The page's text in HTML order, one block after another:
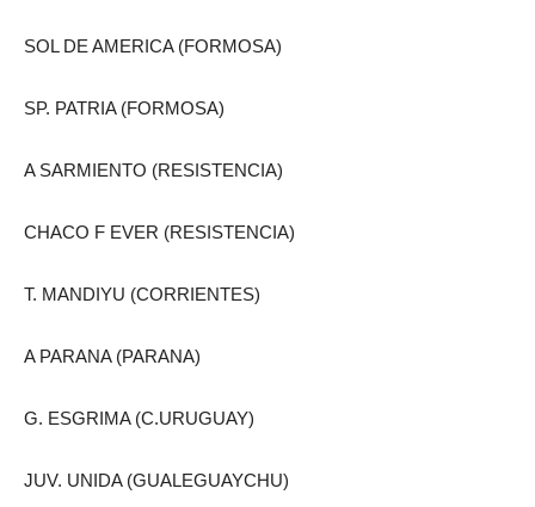
SOL DE AMERICA (FORMOSA)
SP. PATRIA (FORMOSA)
A SARMIENTO (RESISTENCIA)
CHACO F EVER (RESISTENCIA)
T. MANDIYU (CORRIENTES)
A PARANA (PARANA)
G. ESGRIMA (C.URUGUAY)
JUV. UNIDA (GUALEGUAYCHU)